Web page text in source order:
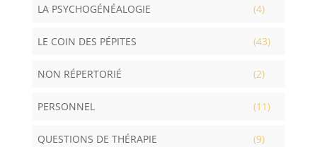
LA PSYCHOGÉNÉALOGIE (4)
LE COIN DES PÉPITES (43)
NON RÉPERTORIÉ (2)
PERSONNEL (11)
QUESTIONS DE THÉRAPIE (9)